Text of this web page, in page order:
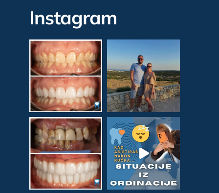
Instagram